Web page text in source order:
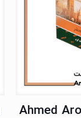
Ahmed